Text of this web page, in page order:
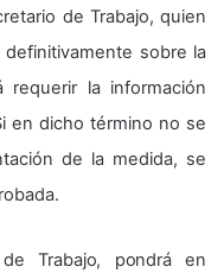
de Trabajo, quien
sobre la
la información
en dicho término no se
de la medida, se
Trabajo, pondrá en